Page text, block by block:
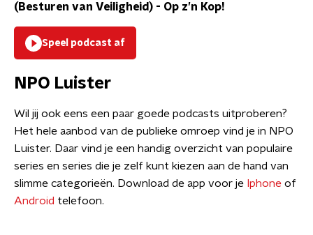
(Besturen van Veiligheid) - Op z’n Kop!
Speel podcast af
NPO Luister
Wil jij ook eens een paar goede podcasts uitproberen?
Het hele aanbod van de publieke omroep vind je in NPO
Luister. Daar vind je een handig overzicht van populaire
series en series die je zelf kunt kiezen aan de hand van
slimme categorieën. Download de app voor je Iphone of
Android telefoon.